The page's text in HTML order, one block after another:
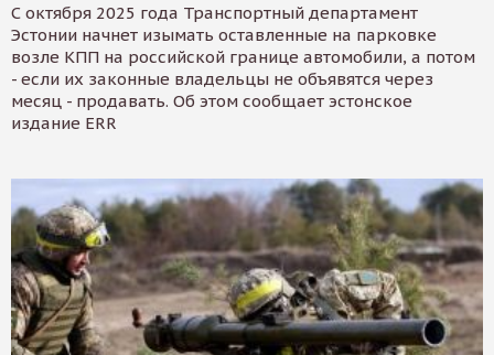
С октября 2025 года Транспортный департамент
Эстонии начнет изымать оставленные на парковке
возле КПП на российской границе автомобили, а потом
- если их законные владельцы не объявятся через
месяц - продавать. Об этом сообщает эстонское
издание ERR